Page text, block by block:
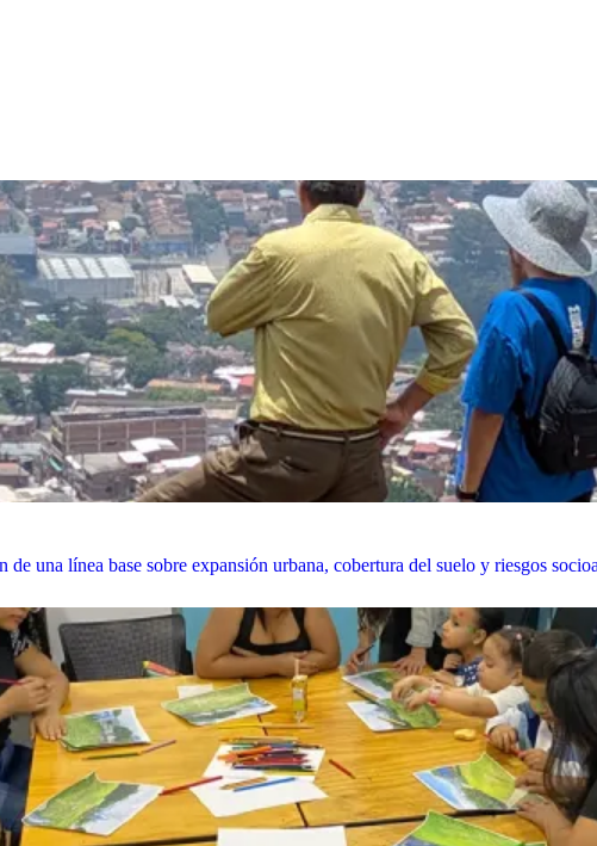
una línea base sobre expansión urbana, cobertura del suelo y riesgos